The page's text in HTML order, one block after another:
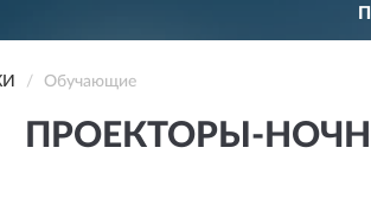
Обучающие
ПРОЕКТОРЫ-